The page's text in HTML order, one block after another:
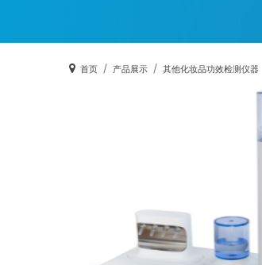
首页 产品展示 其他化妆品功效检测仪器